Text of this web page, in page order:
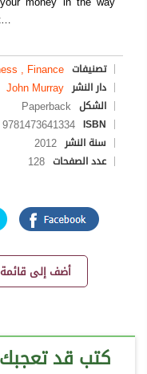
…
تصنيفات , Finance
دار النشر John Murray
الشكل Paperback
ISBN
9781473641334
سنة النشر 2012
عدد الصفحات 128
أضف إلى قائمة
كتب قد